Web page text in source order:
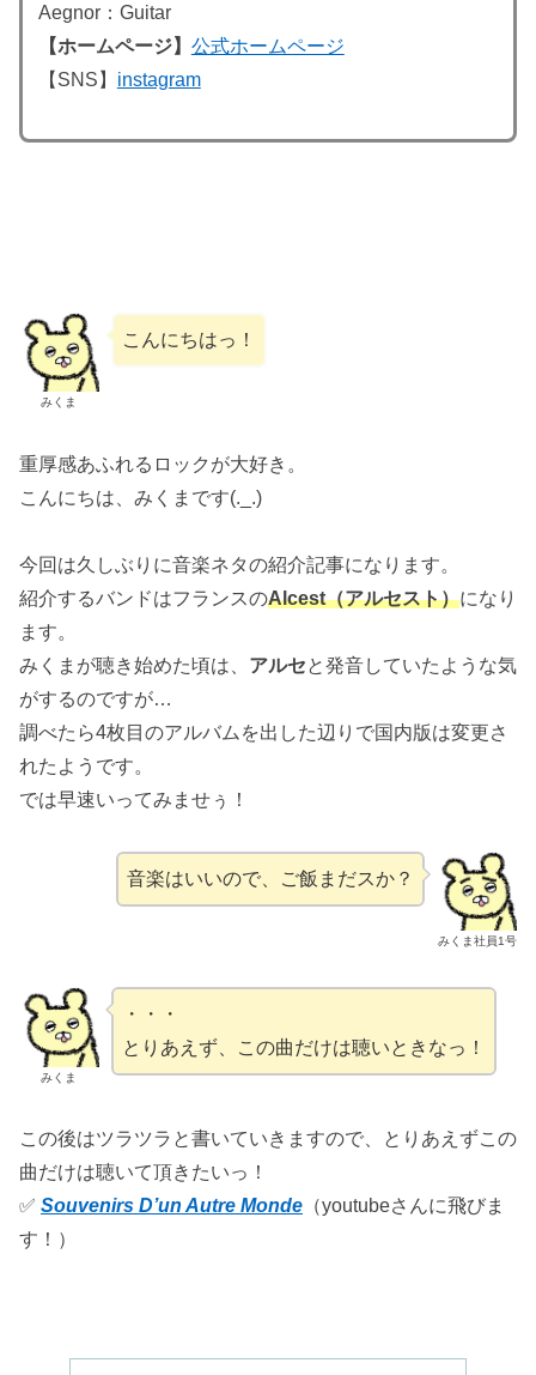
Aegnor：Guitar
【ホームページ】 公式ホームページ
【SNS】 instagram
みくま
こんにちはっ！
重厚感あふれるロックが大好き。
こんにちは、みくまです(._.)
今回は久しぶりに音楽ネタの紹介記事になります。
紹介するバンドはフランスのAlcest（アルセスト）になり
ます。
みくまが聴き始めた頃は、 アルセと発音していたような気
がするのですが…
調べたら4枚目のアルバムを出した辺りで国内版は変更さ
れたようです。
では早速いってみませぅ！
みくま社員1号
音楽はいいので、ご飯まだスか？
みくま
・・・
とりあえず、この曲だけは聴いときなっ！
この後はツラツラと書いていきますので、とりあえずこの
曲だけは聴いて頂きたいっ！
✅ Souvenirs D’un Autre Monde （youtubeさんに飛びま
す！）